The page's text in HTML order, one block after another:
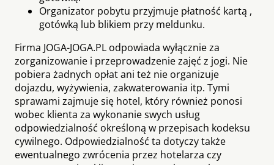
Organizator pobytu przyjmuje płatność kartą ,
gotówką lub blikiem przy meldunku.
Firma JOGA-JOGA.PL odpowiada wyłącznie za
zorganizowanie i przeprowadzenie zajęć z jogi. Nie
pobiera żadnych opłat ani też nie organizuje
dojazdu, wyżywienia, zakwaterowania itp. Tymi
sprawami zajmuje się hotel, który również ponosi
wobec klienta za wykonanie swych usług
odpowiedzialność określoną w przepisach kodeksu
cywilnego. Odpowiedzialność ta dotyczy także
ewentualnego zwrócenia przez hotelarza czy